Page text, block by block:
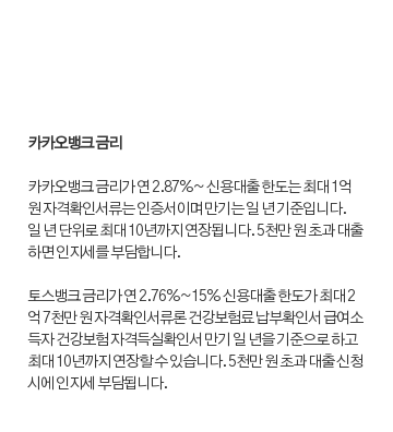
카카오뱅크 금리
카카오뱅크 금리가 연 2.87%~ 신용대출 한도는 최대 1억
원 자격확인서류는 인증서이며 만기는 일 년 기준입니다.
일 년 단위로 최대 10년까지 연장됩니다. 5천만 원 초과 대출
하면 인지세를 부담합니다.
토스뱅크 금리가 연 2.76%~15% 신용대출 한도가 최대 2
억 7천만 원 자격확인서류론 건강보험료 납부확인서 급여소
득자 건강보험 자격득실확인서 만기 일 년을 기준으로 하고
최대 10년까지 연장할 수 있습니다. 5천만 원 초과 대출 신청
시에 인지세 부담됩니다.